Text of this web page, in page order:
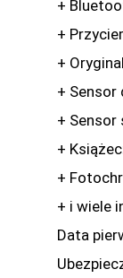
+
+
+
+ Sensor
+ Sensor
+
+
+ i wiele
Data